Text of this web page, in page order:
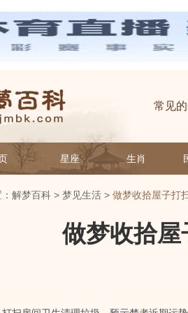
常见
星座 生肖
解梦百科 > 梦见生活 > 做梦收拾屋子打
做梦收拾